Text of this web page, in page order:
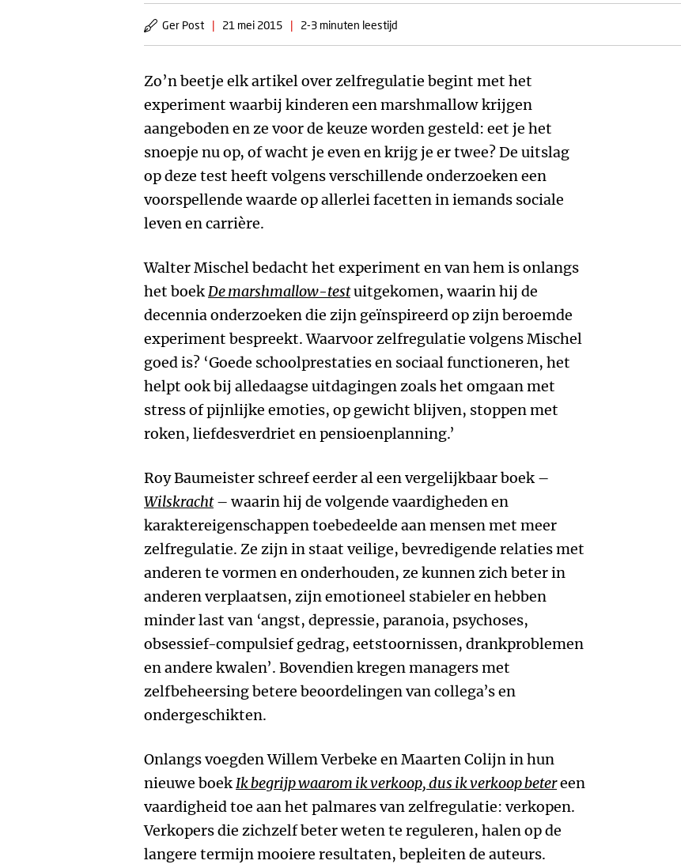
Ger Post | 21 mei 2015 | 2-3 minuten leestijd
Zo’n beetje elk artikel over zelfregulatie begint met het
experiment waarbij kinderen een marshmallow krijgen
aangeboden en ze voor de keuze worden gesteld: eet je het
snoepje nu op, of wacht je even en krijg je er twee? De uitslag
op deze test heeft volgens verschillende onderzoeken een
voorspellende waarde op allerlei facetten in iemands sociale
leven en carrière.
Walter Mischel bedacht het experiment en van hem is onlangs
het boekDe marshmallow-testuitgekomen, waarin hij de
decennia onderzoeken die zijn geïnspireerd op zijn beroemde
experiment bespreekt. Waarvoor zelfregulatie volgens Mischel
goed is? ‘Goede schoolprestaties en sociaal functioneren, het
helpt ook bij alledaagse uitdagingen zoals het omgaan met
stress of pijnlijke emoties, op gewicht blijven, stoppen met
roken, liefdesverdriet en pensioenplanning.’
Roy Baumeister schreef eerder al een vergelijkbaar boek –
Wilskracht– waarin hij de volgende vaardigheden en
karaktereigenschappen toebedeelde aan mensen met meer
zelfregulatie. Ze zijn in staat veilige, bevredigende relaties met
anderen te vormen en onderhouden, ze kunnen zich beter in
anderen verplaatsen, zijn emotioneel stabieler en hebben
minder last van ‘angst, depressie, paranoia, psychoses,
obsessief-compulsief gedrag, eetstoornissen, drankproblemen
en andere kwalen’. Bovendien kregen managers met
zelfbeheersing betere beoordelingen van collega’s en
ondergeschikten.
Onlangs voegden Willem Verbeke en Maarten Colijn in hun
nieuwe boekIk begrijp waarom ik verkoop, dus ik verkoop betereen
vaardigheid toe aan het palmares van zelfregulatie: verkopen.
Verkopers die zichzelf beter weten te reguleren, halen op de
langere termijn mooiere resultaten, bepleiten de auteurs.